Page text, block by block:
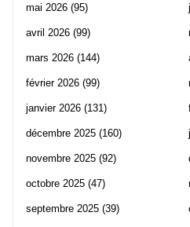
mai 2026 (95)
avril 2026 (99)
mars 2026 (144)
février 2026 (99)
janvier 2026 (131)
décembre 2025 (160)
novembre 2025 (92)
octobre 2025 (47)
septembre 2025 (39)